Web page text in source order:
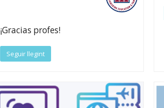
¡Gracias profes!
Seguir llegint